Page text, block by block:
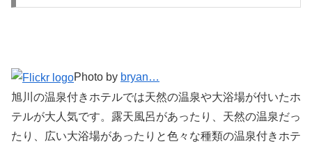
Photo by bryan…
旭川の温泉付きホテルでは天然の温泉や大浴場が付いたホ
テルが大人気です。露天風呂があったり、天然の温泉だっ
たり、広い大浴場があったりと色々な種類の温泉付きホテ